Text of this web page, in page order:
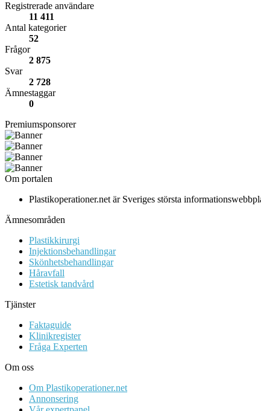
Registrerade användare
11 411
Antal kategorier
52
Frågor
2 875
Svar
2 728
Ämnestaggar
0
Premiumsponsorer
Om portalen
Plastikoperationer.net är Sveriges största
Ämnesområden
Plastikkirurgi
Injektionsbehandlingar
Skönhetsbehandlingar
Håravfall
Estetisk tandvård
Tjänster
Faktaguide
Klinikregister
Fråga Experten
Om oss
Om Plastikoperationer.net
Annonsering